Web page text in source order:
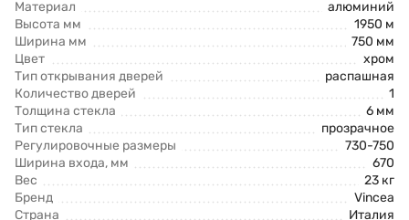
Материал
алюминий
Высота мм
1950 м
Ширина мм
750 мм
Цвет
хром
Тип открывания дверей
распашная
Количество дверей
1
Толщина стекла
6 мм
Тип стекла
прозрачное
Регулировочные размеры
730-750
Ширина входа, мм
670
Вес
23 кг
Бренд
Vincea
Страна
Италия